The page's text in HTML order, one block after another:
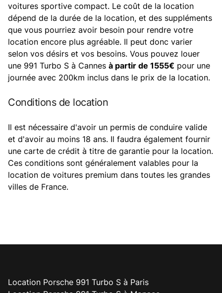
voitures sportive compact. Le coût de la location
dépend de la durée de la location, et des suppléments
que vous pourriez avoir besoin pour rendre votre
location encore plus agréable. Il peut donc varier
selon vos désirs et vos besoins. Vous pouvez louer
une 991 Turbo S à Cannes à partir de 1555€ pour une
journée avec 200km inclus dans le prix de la location.
Conditions de location
Il est nécessaire d'avoir un permis de conduire valide
et d'avoir au moins 18 ans. Il faudra également fournir
une carte de crédit à titre de garantie pour la location.
Ces conditions sont généralement valables pour la
location de voitures premium dans toutes les grandes
villes de France.
Location Porsche 991 Turbo S à Paris